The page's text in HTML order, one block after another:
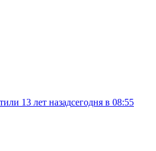
13 лет назадсегодня в 08:55